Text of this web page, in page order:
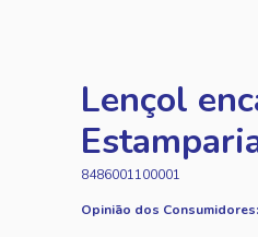
Lençol
8486001100001
Opinião dos Consumidores: